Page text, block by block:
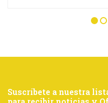
Suscríbete a nuestra